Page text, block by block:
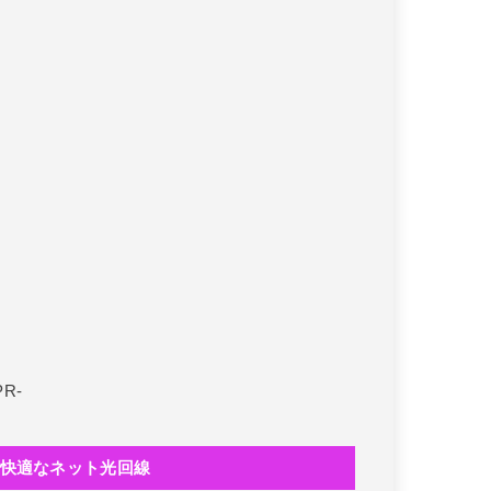
快適なネット光回線